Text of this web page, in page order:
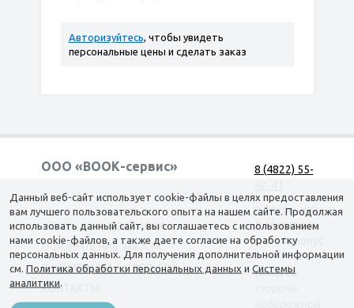
Авторизуйтесь, чтобы увидеть
персональные цены и сделать заказ
ООО «ВООК-сервис»
Согласие на обработку персональных данных
КАТАЛОГ
ДОСТАВКА
ОФОРМЛЕНИЕ ЗАКАЗА
О КОМПАНИИ
ТОП-500
КОНТАКТЫ
8 (4822) 55-
г. Тверь, наб.
А. Никитина,
д. 144 корпус
1
(вход со
Данный веб-сайт использует cookie-файлы в целях предоставления
вам лучшего пользовательского опыта на нашем сайте. Продолжая
использовать данный сайт, вы соглашаетесь с использованием
нами cookie-файлов, а также даете согласие на обработку
персональных данных. Для получения дополнительной информации
см. Политика обработки персональных данных и Системы
аналитики